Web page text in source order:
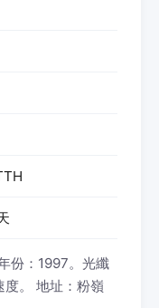
份：1997。光纖
。 地址：粉嶺